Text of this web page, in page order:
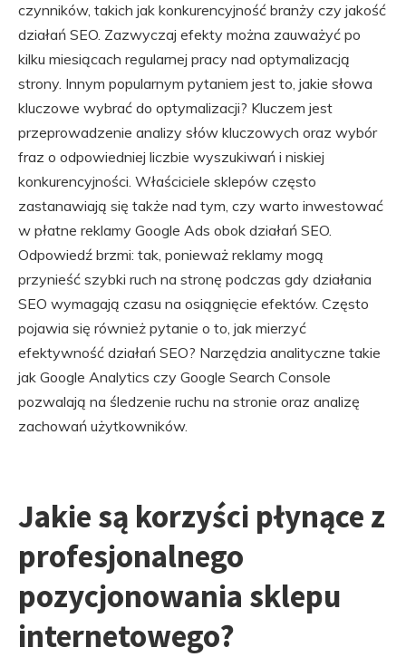
czynników, takich jak konkurencyjność branży czy jakość
działań SEO. Zazwyczaj efekty można zauważyć po
kilku miesiącach regularnej pracy nad optymalizacją
strony. Innym popularnym pytaniem jest to, jakie słowa
kluczowe wybrać do optymalizacji? Kluczem jest
przeprowadzenie analizy słów kluczowych oraz wybór
fraz o odpowiedniej liczbie wyszukiwań i niskiej
konkurencyjności. Właściciele sklepów często
zastanawiają się także nad tym, czy warto inwestować
w płatne reklamy Google Ads obok działań SEO.
Odpowiedź brzmi: tak, ponieważ reklamy mogą
przynieść szybki ruch na stronę podczas gdy działania
SEO wymagają czasu na osiągnięcie efektów. Często
pojawia się również pytanie o to, jak mierzyć
efektywność działań SEO? Narzędzia analityczne takie
jak Google Analytics czy Google Search Console
pozwalają na śledzenie ruchu na stronie oraz analizę
zachowań użytkowników.
Jakie są korzyści płynące z
profesjonalnego
pozycjonowania sklepu
internetowego?